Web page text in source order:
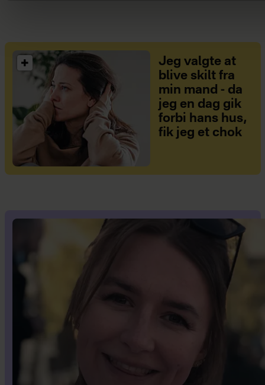
Jeg valgte at
blive skilt fra
min mand - da
jeg en dag gik
forbi hans hus,
fik jeg et chok